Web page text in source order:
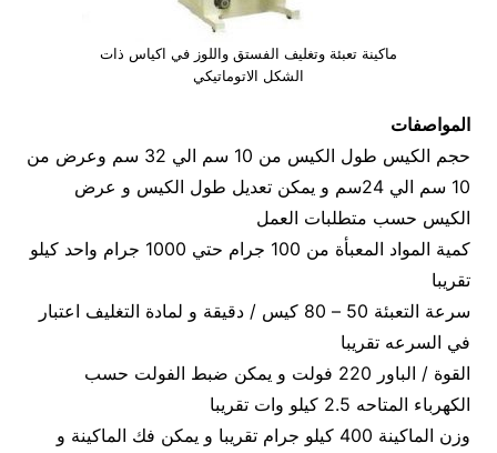
ماكينة تعبئة وتغليف الفستق واللوز في اكياس ذات
الشكل الاتوماتيكي
المواصفات
حجم الكيس طول الكيس من 10 سم الي 32 سم وعرض من
10 سم الي 24سم و يمكن تعديل طول الكيس و عرض
الكيس حسب متطلبات العمل
كمية المواد المعبأة من 100 جرام حتي 1000 جرام واحد كيلو
تقريبا
سرعة التعبئة 50 – 80 كيس / دقيقة و لمادة التغليف اعتبار
في السرعه تقريبا
القوة / الباور 220 فولت و يمكن ضبط الفولت حسب
الكهرباء المتاحه 2.5 كيلو وات تقريبا
وزن الماكينة 400 كيلو جرام تقريبا و يمكن فك الماكينة و